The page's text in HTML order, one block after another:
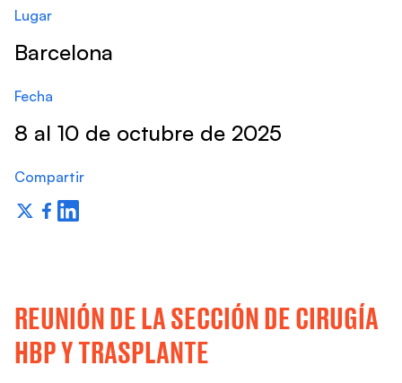
Lugar
Barcelona
Fecha
8 al 10 de octubre de 2025
Compartir
REUNIÓN DE LA SECCIÓN DE CIRUGÍA
HBP Y TRASPLANTE